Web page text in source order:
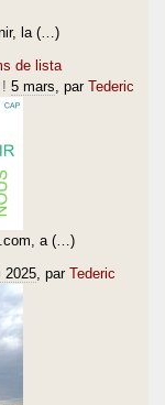
la (…)
de lista
5 mars , par Tederic
a (…)
2025 , par Tederic